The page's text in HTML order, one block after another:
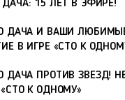
15 ЛЕТ В ЭФИРЕ!
ДАЧА И ВАШИ
В ИГРЕ «СТО К
ДАЧА ПРОТИВ ЗВЕЗД!
К ОДНОМУ»